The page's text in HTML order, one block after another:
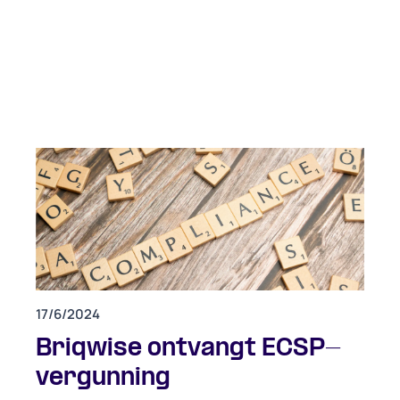
17/6/2024
Briqwise ontvangt ECSP-
vergunning